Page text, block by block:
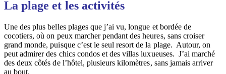
La plage et les activités
Une des plus belles plages que j’ai vu, longue et bordée de
cocotiers, où on peux marcher pendant des heures, sans croiser
grand monde, puisque c’est le seul resort de la plage. Autour, on
peut admirer des chics condos et des villas luxueuses. J’ai marché
des deux côtés de l’hôtel, plusieurs kilomètres, sans jamais arriver
au bout.